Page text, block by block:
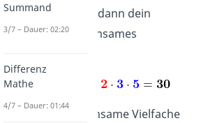
Das Produkt ist dann dein
kleinstes gemeinsames
Das kleinste gemeinsame Vielfache
Summand
3/7 – Dauer: 02:20
Differenz
Mathe
4/7 – Dauer: 01:44